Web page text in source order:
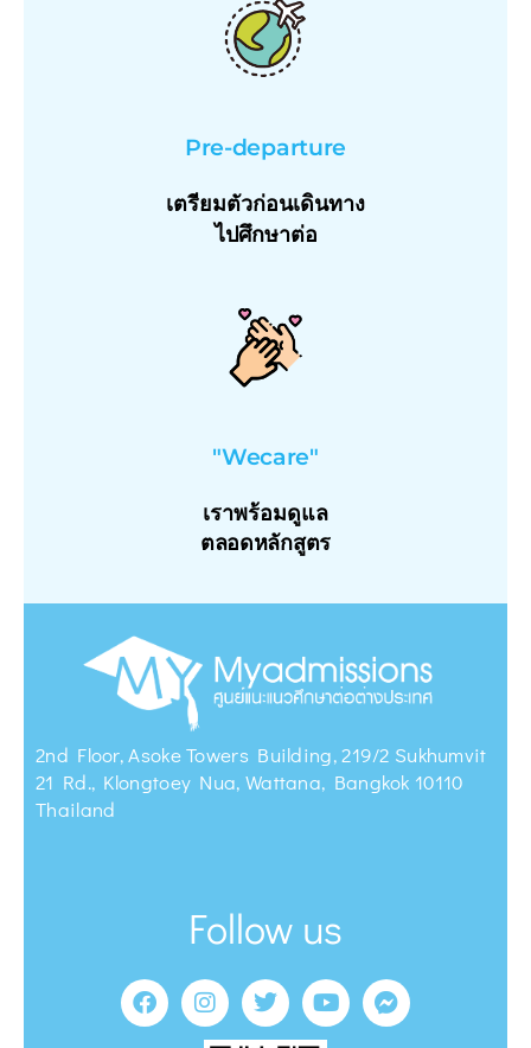
Pre-departure
เตรียมตัวก่อนเดินทาง
ไปศึกษาต่อ
"Wecare"
เราพร้อมดูแล
ตลอดหลักสูตร
2nd Floor, Asoke Towers Building, 219/2 Sukhumvit
21 Rd., Klongtoey Nua, Wattana, Bangkok 10110
Thailand
Follow us